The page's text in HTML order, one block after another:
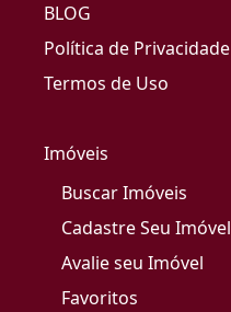
BLOG
Política de Privacidade
Termos de Uso
Imóveis
Buscar Imóveis
Cadastre Seu Imóvel
Avalie seu Imóvel
Favoritos